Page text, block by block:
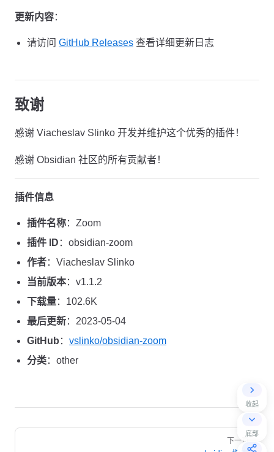
收起
底部
更新内容：
请访问 GitHub Releases 查看详细更新日志
致谢
感谢 Viacheslav Slinko 开发并维护这个优秀的插件！
感谢 Obsidian 社区的所有贡献者！
插件信息
插件名称：Zoom
插件 ID ：obsidian-zoom
作者：Viacheslav Slinko
当前版本：v1.1.2
下载量：102.6K
最后更新：2023-05-04
GitHub ： vslinko/obsidian-zoom
分类：other
Pager
下一页